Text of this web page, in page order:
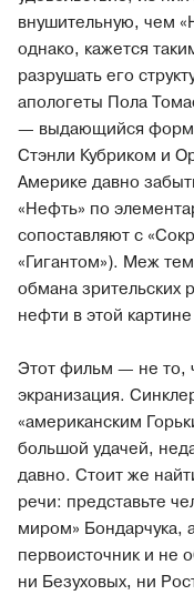
внушительную, чем
однако, кажется
разрушать его
апологеты Пола
— выдающийся
Стэнли Кубриком и
Америке давно
«Нефть» по
сопоставляют с
«Гигантом»). Меж
обмана зрительских
нефти в этой
Этот фильм — не то,
экранизация.
«американским
большой удачей,
давно. Стоит же
речи: представьте
миром» Бондарчука,
первоисточник и не
ни Безуховых, ни